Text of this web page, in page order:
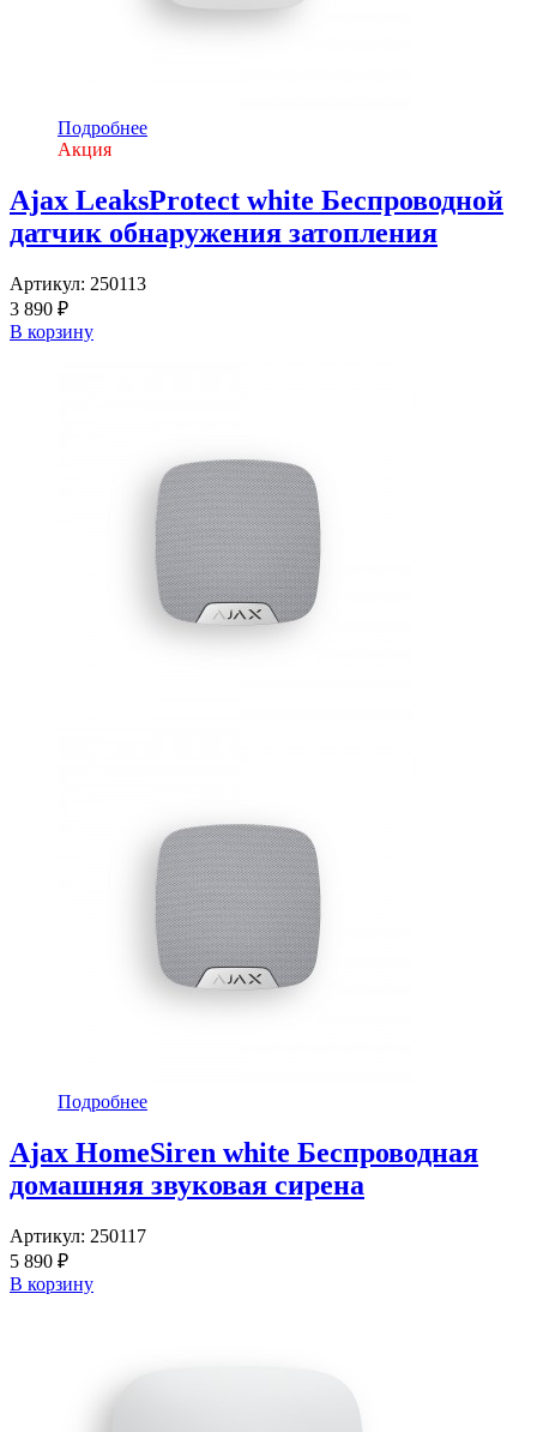
Подробнее
Акция
Ajax LeaksProtect white Беспроводной
датчик обнаружения затопления
Артикул: 250113
3 890 ₽
В корзину
Подробнее
Ajax HomeSiren white Беспроводная
домашняя звуковая сирена
Артикул: 250117
5 890 ₽
В корзину